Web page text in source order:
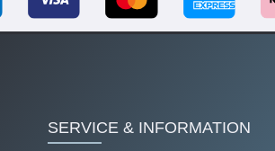
SERVICE & INFORMATION